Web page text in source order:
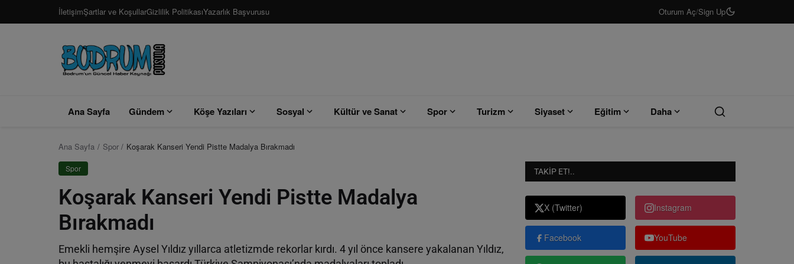
İletişimŞartlar ve KoşullarGizlilik PolitikasıYazarlık Başvurusu Oturum Aç/Sign Up
Ana Sayfa Gündem Köşe Yazıları Sosyal Kültür ve Sanat Spor Turizm Siyaset Eğitim Daha
Ana Sayfa Spor Koşarak Kanseri Yendi Pistte Madalya Bırakmadı
Spor
Koşarak Kanseri Yendi Pistte Madalya
Bırakmadı
Emekli hemşire Aysel Yıldız yıllarca atletizmde rekorlar kırdı. 4 yıl önce kansere yakalanan Yıldız,
TAKIP ET!..
X (Twitter) Instagram
Facebook YouTube